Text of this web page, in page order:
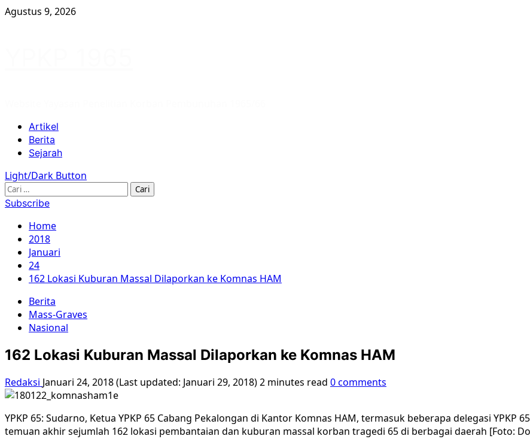
Skip
Agustus 9, 2026
Primary
Menu
Artikel
Berita
Sejarah
Light/Dark Button
Cari
untuk:
Subscribe
Home
2018
Januari
24
162 Lokasi Kuburan Massal Dilaporkan ke Komnas HAM
Berita
Mass-Graves
Nasional
162 Lokasi Kuburan Massal Dilaporkan ke Komnas HAM
Redaksi Januari 24, 2018 (Last updated: Januari 29, 2018)2 minutes read 0 comments
YPKP 65: Sudarno, Ketua YPKP 65 Cabang Pekalongan di Kantor Komnas HAM, termasuk beberapa delegasi YPKP
temuan akhir sejumlah 162 lokasi pembantaian dan kuburan massal korban tragedi 65 di berbagai daerah [Foto: